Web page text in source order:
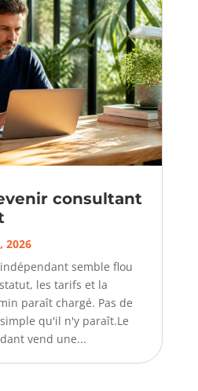
consultant
2026
semble flou
les tarifs et la
paraît chargé. Pas de
qu'il n'y paraît.Le
vend une...